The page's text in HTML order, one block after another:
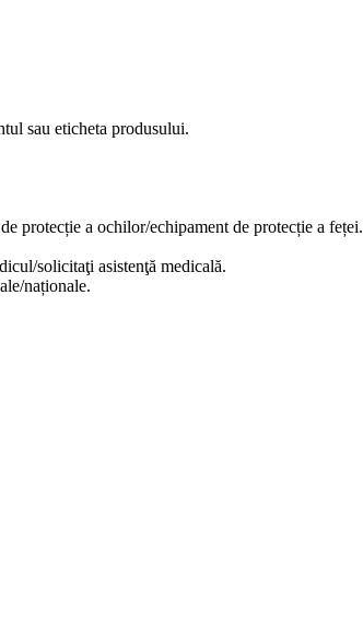
sau eticheta produsului.
protecție a ochilor/echipament de protecție a feței.
solicitaţi asistenţă medicală.
naționale.